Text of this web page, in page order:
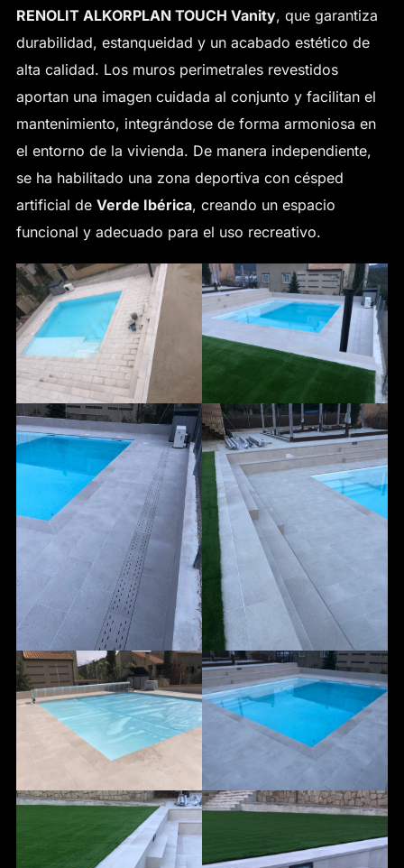
RENOLIT ALKORPLAN TOUCH Vanity, que garantiza
durabilidad, estanqueidad y un acabado estético de
alta calidad. Los muros perimetrales revestidos
aportan una imagen cuidada al conjunto y facilitan el
mantenimiento, integrándose de forma armoniosa en
el entorno de la vivienda. De manera independiente,
se ha habilitado una zona deportiva con césped
artificial de Verde Ibérica, creando un espacio
funcional y adecuado para el uso recreativo.